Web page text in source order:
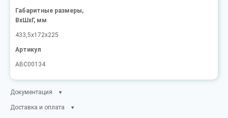
Габаритные размеры,
ВxШxГ, мм
433,5x172x225
Артикул
ABC00134
Документация
Доставка и оплата